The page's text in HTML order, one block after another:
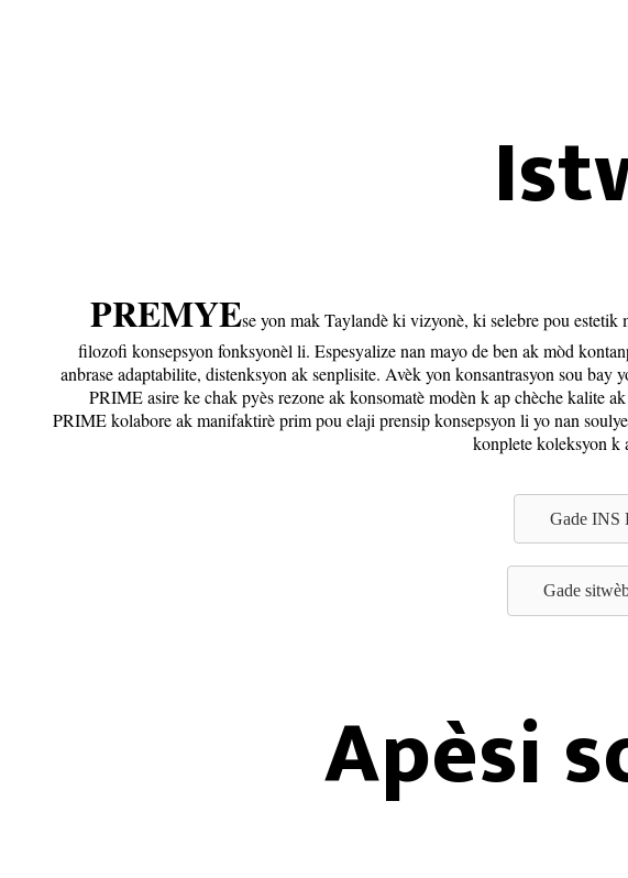
PREMYEse yon mak Taylandè ki vizyonè, ki selebre pou estetik
filozofi konsepsyon fonksyonèl li. Espesyalize nan mayo de ben ak mòd
anbrase adaptabilite, distenksyon ak senplisite. Avèk yon konsantrasyon sou bay
PRIME asire ke chak pyès rezone ak konsomatè modèn k ap chèche kalite
PRIME kolabore ak manifaktirè prim pou elaji prensip konsepsyon li yo nan
konplete koleksyon k
Gade INS
Gade
Apèsi